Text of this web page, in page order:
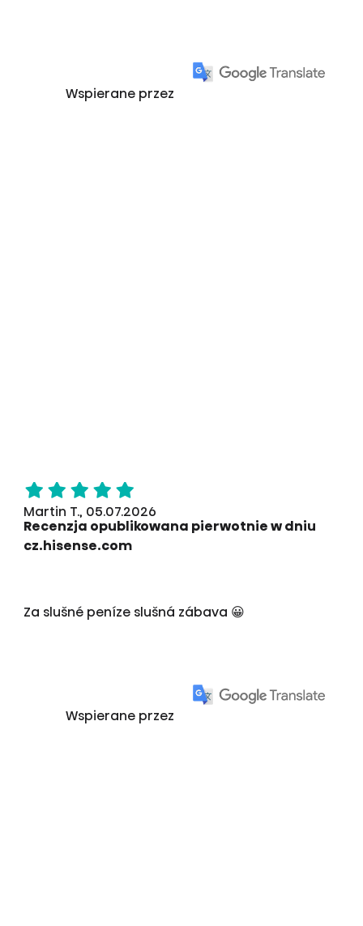
Wspierane przez
Martin T., 05.07.2026
Recenzja opublikowana pierwotnie w dniu
cz.hisense.com
Za slušné peníze slušná zábava 😀
Wspierane przez